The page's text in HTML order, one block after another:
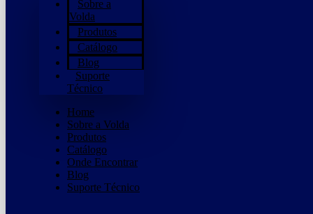
Sobre a
Volda
Produtos
Catálogo
Blog
Suporte
Técnico
Home
Sobre a Volda
Produtos
Catálogo
Onde Encontrar
Blog
Suporte Técnico